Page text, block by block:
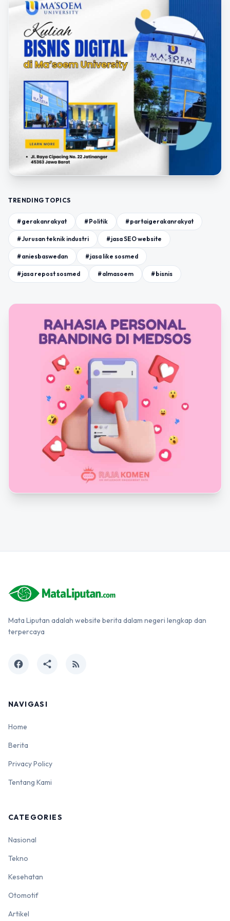
TRENDING TOPICS
#gerakanrakyat #Politik #partaigerakanrakyat
#Jurusan teknik industri #jasa SEO website
#aniesbaswedan #jasa like sosmed
#jasa repost sosmed #almasoem #bisnis
Mata Liputan adalah website berita dalam negeri lengkap dan
terpercaya
facebook share rss_feed
NAVIGASI
Home
Berita
Privacy Policy
Tentang Kami
CATEGORIES
Nasional
Tekno
Kesehatan
Otomotif
Artikel